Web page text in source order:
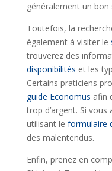
généralement un bon
Toutefois, la
également à visiter le
trouverez des
disponibilités et les
Certains praticiens
guide Economus afin
trop d’argent. Si
utilisant le formulaire
des malentendus.
Enfin, prenez en